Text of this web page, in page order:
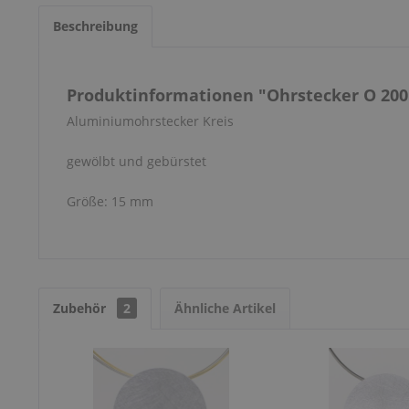
Beschreibung
Produktinformationen "Ohrstecker O
Aluminiumohrstecker Kreis
gewölbt und gebürstet
Größe: 15 mm
Zubehör 2 Ähnliche Artikel